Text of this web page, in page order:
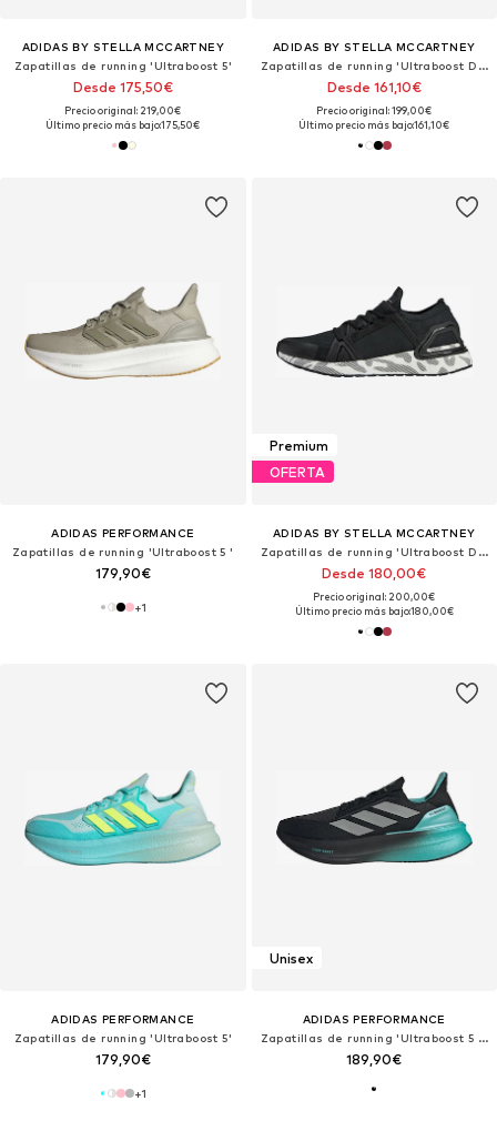
ADIDAS BY STELLA MCCARTNEY
Zapatillas de running 'Ultraboost 5'
Desde 175,50€
Precio original: 219,00€
Último precio más bajo:175,50€
ADIDAS BY STELLA MCCARTNEY
Zapatillas de running 'Ultraboost DNA'
Desde 161,10€
Precio original: 199,00€
Último precio más bajo:161,10€
ADIDAS PERFORMANCE
Zapatillas de running 'Ultraboost 5 '
179,90€
+1
Premium
OFERTA
ADIDAS BY STELLA MCCARTNEY
Zapatillas de running 'Ultraboost DNA'
Desde 180,00€
Precio original: 200,00€
Último precio más bajo:180,00€
ADIDAS PERFORMANCE
Zapatillas de running 'Ultraboost 5'
179,90€
+1
Unisex
ADIDAS PERFORMANCE
Zapatillas de running 'Ultraboost 5 Mercedes AMG Petronas F1 Team'
189,90€